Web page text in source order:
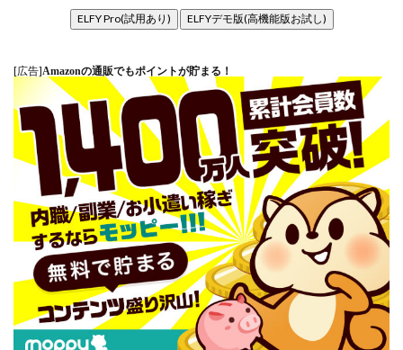
ELFY Pro(試用あり) ELFYデモ版(高機能版お試し)
[広告]Amazonの通販でもポイントが貯まる！